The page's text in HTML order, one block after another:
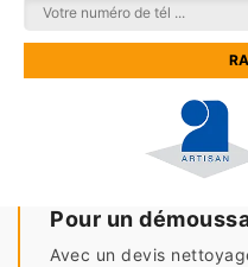
Pour un
Avec un devis